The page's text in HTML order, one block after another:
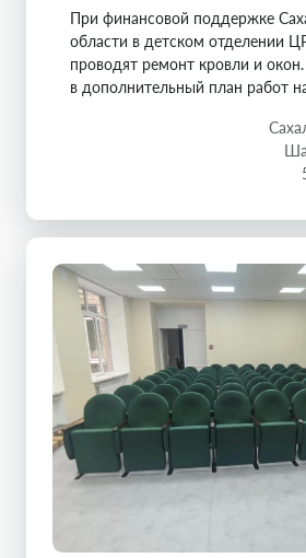
При финансовой поддержке
области в детском отделении
проводят ремонт кровли и
в дополнительный план работ